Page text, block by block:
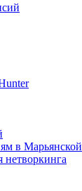
в Марьянской
нетворкинга